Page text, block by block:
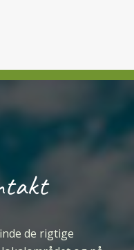
de rigtige